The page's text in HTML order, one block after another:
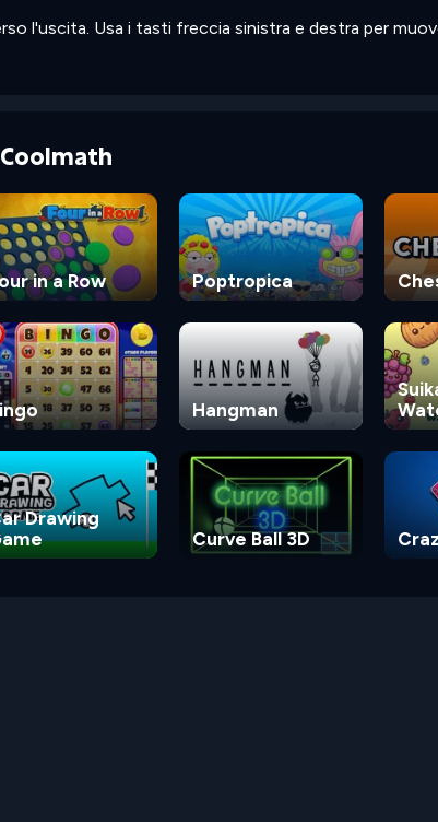
l'uscita. Usa i tasti freccia sinistra e destra per
in a Row Poptropica
Hangman
Drawing
Curve Ball 3D